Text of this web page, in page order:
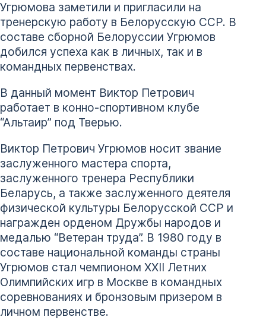
Угрюмова заметили и пригласили на
тренерскую работу в Белорусскую ССР. В
составе сборной Белоруссии Угрюмов
добился успеха как в личных, так и в
командных первенствах.
В данный момент Виктор Петрович
работает в конно-спортивном клубе
“Альтаир” под Тверью.
Виктор Петрович Угрюмов носит звание
заслуженного мастера спорта,
заслуженного тренера Республики
Беларусь, а также заслуженного деятеля
физической культуры Белорусской ССР и
награжден орденом Дружбы народов и
медалью “Ветеран труда”. В 1980 году в
составе национальной команды страны
Угрюмов стал чемпионом XXII Летних
Олимпийских игр в Москве в командных
соревнованиях и бронзовым призером в
личном первенстве.